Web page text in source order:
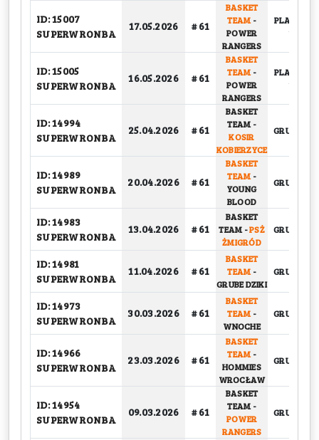
ID: 15007
SUPERWRONBA
17.05.2026 # 61
BASKET
TEAM -
POWER
RANGERS
PLAY-OFF,
1/4
ID: 15005
SUPERWRONBA
16.05.2026 # 61
BASKET
TEAM -
POWER
RANGERS
PLAY-OFF,
1/4
ID: 14994
SUPERWRONBA
25.04.2026 # 61
BASKET
TEAM -
KOSIR
KOBIERZYCE
GRUPOWY
ID: 14989
SUPERWRONBA
20.04.2026 # 61
BASKET
TEAM -
YOUNG
BLOOD
GRUPOWY
ID: 14983
SUPERWRONBA
13.04.2026 # 61
BASKET
TEAM -PSŻ
ŻMIGRÓD
GRUPOWY
ID: 14981
SUPERWRONBA
11.04.2026 # 61
BASKET
TEAM -
GRUBE DZIKI
GRUPOWY
ID: 14973
SUPERWRONBA
30.03.2026 # 61
BASKET
TEAM -
WNOCHE
GRUPOWY
ID: 14966
SUPERWRONBA
23.03.2026 # 61
BASKET
TEAM -
HOMMIES
WROCŁAW
GRUPOWY
ID: 14954
SUPERWRONBA
09.03.2026 # 61
BASKET
TEAM -
POWER
RANGERS
GRUPOWY